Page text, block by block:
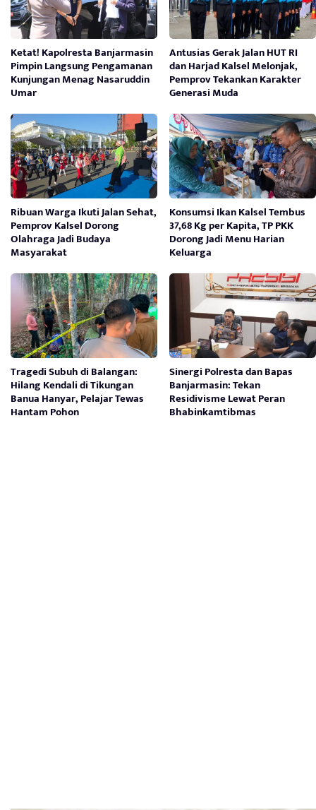
Ketat! Kapolresta Banjarmasin
Pimpin Langsung Pengamanan
Kunjungan Menag Nasaruddin
Umar
Antusias Gerak Jalan HUT RI
dan Harjad Kalsel Melonjak,
Pemprov Tekankan Karakter
Generasi Muda
Ribuan Warga Ikuti Jalan Sehat,
Pemprov Kalsel Dorong
Olahraga Jadi Budaya
Masyarakat
Konsumsi Ikan Kalsel Tembus
37,68 Kg per Kapita, TP PKK
Dorong Jadi Menu Harian
Keluarga
Tragedi Subuh di Balangan:
Hilang Kendali di Tikungan
Banua Hanyar, Pelajar Tewas
Hantam Pohon
Sinergi Polresta dan Bapas
Banjarmasin: Tekan
Residivisme Lewat Peran
Bhabinkamtibmas